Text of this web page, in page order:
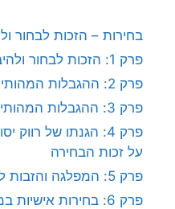
בחירות – הזכות לבחור
פרק 1: הזכות לבחור ולהיבחר – כללי
פרק 2: ההגבלות המהותיות על הזכות לבחור
פרק 3: ההגבלות המהותיות על הזכות להיבחר
על זכות הבחירה
פרק 5: המפלגה והזבות להתאגד בה
פרק 6: בחירות אישיות במדינת ישראל